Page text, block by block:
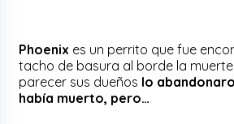
Phoenix es un perrito que fue
tacho de basura al borde la
parecer sus dueños lo
había muerto, pero…